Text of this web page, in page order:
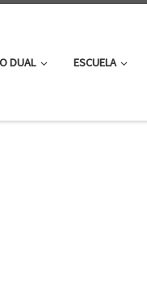
DUAL ESCUELA